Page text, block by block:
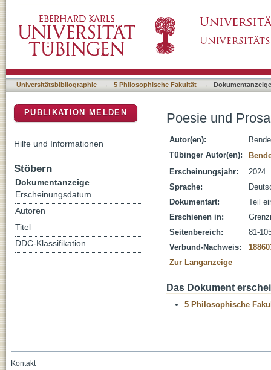
Universitätsbibliographie → 5 Philosophische Fakultät → Dokumentanzeige
Poesie und
Autor(en):
Tübinger Autor(en):
Erscheinungsjahr:
2024
Sprache:
Dokumentart:
Teil
Erschienen in:
Seitenbereich:
81-
Verbund-Nachweis:
Zur Langanzeige
Das Dokument
5 Philosophische
PUBLIKATION MELDEN
Hilfe und Informationen
Stöbern
Dokumentanzeige
Erscheinungsdatum
Autoren
Titel
DDC-Klassifikation
Kontakt